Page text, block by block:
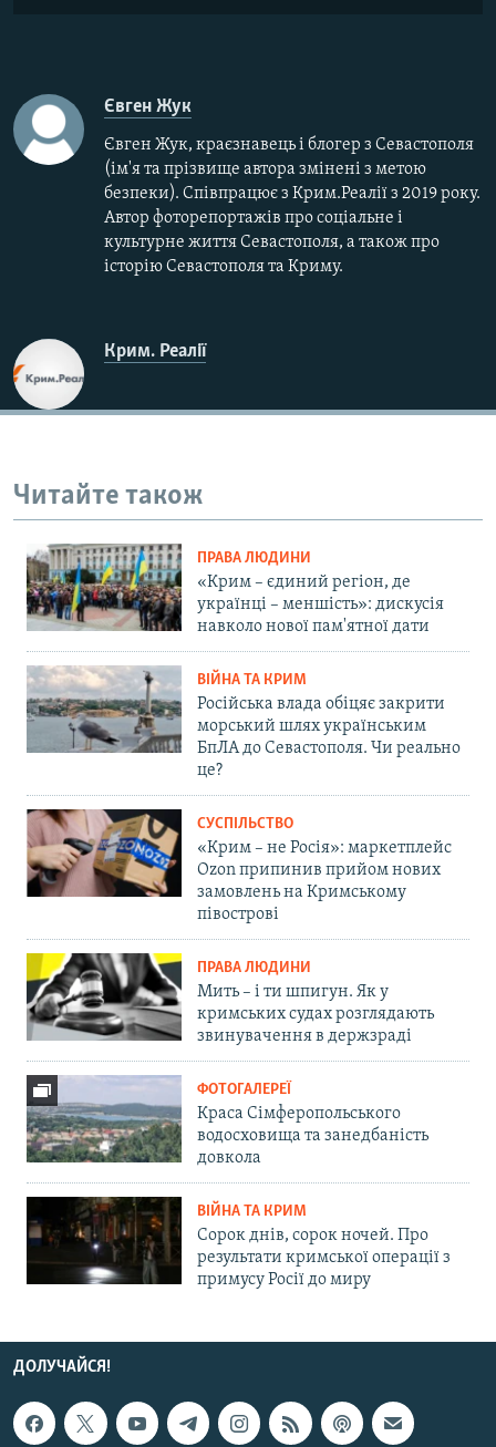
Євген Жук
Євген Жук, краєзнавець і блогер з Севастополя
(ім'я та прізвище автора змінені з метою
безпеки). Співпрацює з Крим.Реалії з 2019 року.
Автор фоторепортажів про соціальне і
культурне життя Севастополя, а також про
історію Севастополя та Криму.
Крим. Реалії
Читайте також
ПРАВА ЛЮДИНИ
«Крим – єдиний регіон, де
українці – меншість»: дискусія
навколо нової пам'ятної дати
ВІЙНА ТА КРИМ
Російська влада обіцяє закрити
морський шлях українським
БпЛА до Севастополя. Чи реально
це?
СУСПІЛЬСТВО
«Крим – не Росія»: маркетплейс
Ozon припинив прийом нових
замовлень на Кримському
півострові
ПРАВА ЛЮДИНИ
Мить – і ти шпигун. Як у
кримських судах розглядають
звинувачення в держзраді
ФОТОГАЛЕРЕЇ
Краса Сімферопольського
водосховища та занедбаність
довкола
ВІЙНА ТА КРИМ
Сорок днів, сорок ночей. Про
результати кримської операції з
примусу Росії до миру
ДОЛУЧАЙСЯ!